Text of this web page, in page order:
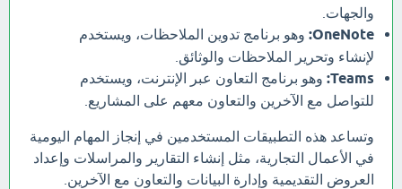
والجهات.
OneNote: وهو برنامج تدوين الملاحظات، ويستخدم
لإنشاء وتحرير الملاحظات والوثائق.
Teams: وهو برنامج التعاون عبر الإنترنت، ويستخدم
للتواصل مع الآخرين والتعاون معهم على المشاريع.
وتساعد هذه التطبيقات المستخدمين في إنجاز المهام اليومية
في الأعمال التجارية، مثل إنشاء التقارير والمراسلات وإعداد
العروض التقديمية وإدارة البيانات والتعاون مع الآخرين.